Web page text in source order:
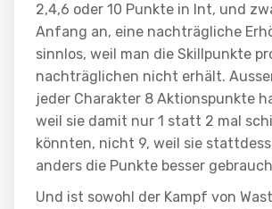
2,4,6 oder 10 Punkte in Int, und
Anfang an, eine nachträgliche
sinnlos, weil man die Skillpunkte
nachträglichen nicht erhält.
jeder Charakter 8 Aktionspunkte
weil sie damit nur 1 statt 2 mal
könnten, nicht 9, weil sie
anders die Punkte besser
Und ist sowohl der Kampf von